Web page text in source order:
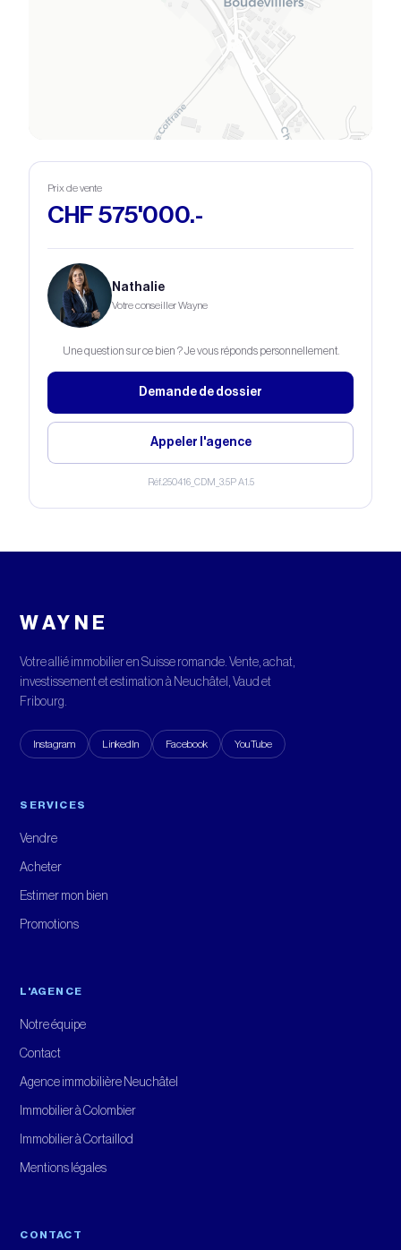
Prix de vente
CHF 575'000.-
Nathalie
Votre conseiller Wayne
Une question sur ce bien ? Je vous réponds personnellement.
Demande de dossier
Appeler l'agence
Réf.250416_CDM_3.5P A1.5
WAYNE
Votre allié immobilier en Suisse romande. Vente, achat,
investissement et estimation à Neuchâtel, Vaud et
Fribourg.
Instagram LinkedIn Facebook YouTube
SERVICES
Vendre
Acheter
Estimer mon bien
Promotions
L'AGENCE
Notre équipe
Contact
Agence immobilière Neuchâtel
Immobilier à Colombier
Immobilier à Cortaillod
Mentions légales
CONTACT